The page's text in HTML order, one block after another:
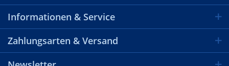
Informationen & Service
Zahlungsarten & Versand